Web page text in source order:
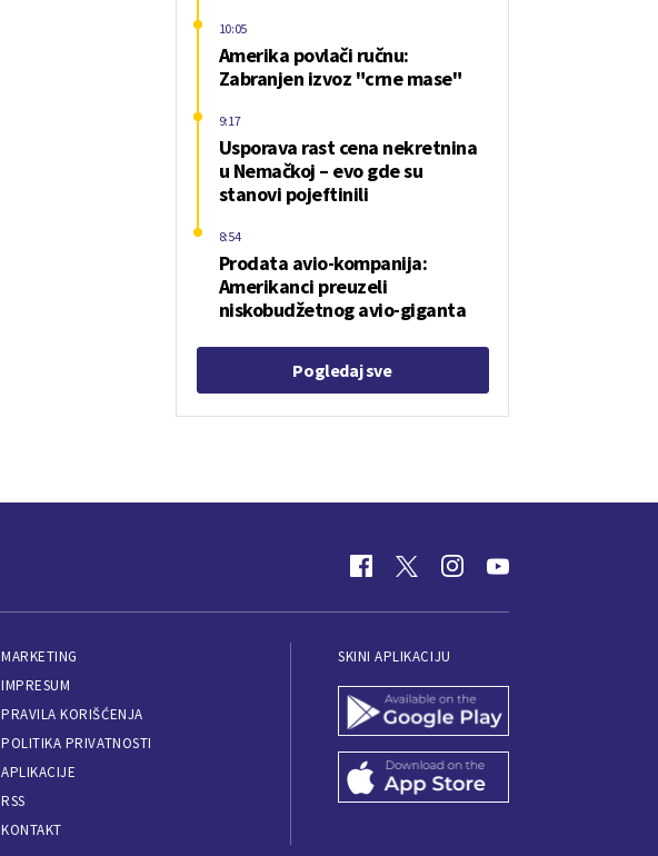
Amerika povlači ručnu:
Zabranjen izvoz "crne mase"
10:05
Usporava rast cena nekretnina
u Nemačkoj – evo gde su
stanovi pojeftinili
9:17
Prodata avio-kompanija:
Amerikanci preuzeli
niskobudžetnog avio-giganta
8:54
Pogledaj sve
MARKETING
IMPRESUM
PRAVILA KORIŠĆENJA
POLITIKA PRIVATNOSTI
APLIKACIJE
RSS
KONTAKT
SKINI APLIKACIJU